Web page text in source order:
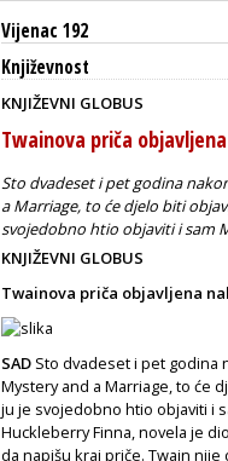
Vijenac 192
Književnost
KNJIŽEVNI GLOBUS
Twainova priča
Sto dvadeset i pet godina
a Marriage, to će djelo biti
svojedobno htio objaviti i sam
KNJIŽEVNI GLOBUS
Twainova priča objavljena
SAD Sto dvadeset i pet godina
Mystery and a Marriage, to će
ju je svojedobno htio objaviti i
Huckleberry Finna, novela je
da napišu kraj priče. Twain